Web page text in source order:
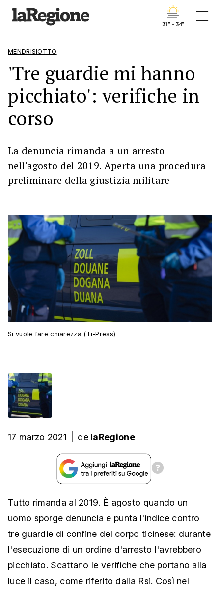
21° - 34°
MENDRISIOTTO
'Tre guardie mi hanno
picchiato': verifiche in
corso
La denuncia rimanda a un arresto
nell'agosto del 2019. Aperta una procedura
preliminare della giustizia militare
Si vuole fare chiarezza (Ti-Press)
17 marzo 2021 de laRegione
Tutto rimanda al 2019. È agosto quando un
uomo sporge denuncia e punta l'indice contro
tre guardie di confine del corpo ticinese: durante
l'esecuzione di un ordine d'arresto l'avrebbero
picchiato. Scattano le verifiche che portano alla
luce il caso, come riferito dalla Rsi. Così nel